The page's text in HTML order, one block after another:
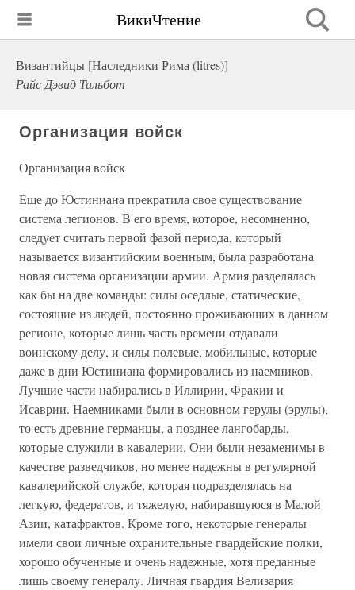
ВикиЧтение
Византийцы [Наследники Рима (litres)]
Райс Дэвид Тальбот
Организация войск
Организация войск
Еще до Юстиниана прекратила свое существование
система легионов. В его время, которое, несомненно,
следует считать первой фазой периода, который
называется византийским военным, была разработана
новая система организации армии. Армия разделялась
как бы на две команды: силы оседлые, статические,
состоящие из людей, постоянно проживающих в данном
регионе, которые лишь часть времени отдавали
воинскому делу, и силы полевые, мобильные, которые
даже в дни Юстиниана формировались из наемников.
Лучшие части набирались в Иллирии, Фракии и
Исаврии. Наемниками были в основном герулы (эрулы),
то есть древние германцы, а позднее лангобарды,
которые служили в кавалерии. Они были незаменимы в
качестве разведчиков, но менее надежны в регулярной
кавалерийской службе, которая подразделялась на
легкую, федератов, и тяжелую, набиравшуюся в Малой
Азии, катафрактов. Кроме того, некоторые генералы
имели свои личные охранительные гвардейские полки,
хорошо обученные и очень надежные, хотя преданные
лишь своему генералу. Личная гвардия Велизария